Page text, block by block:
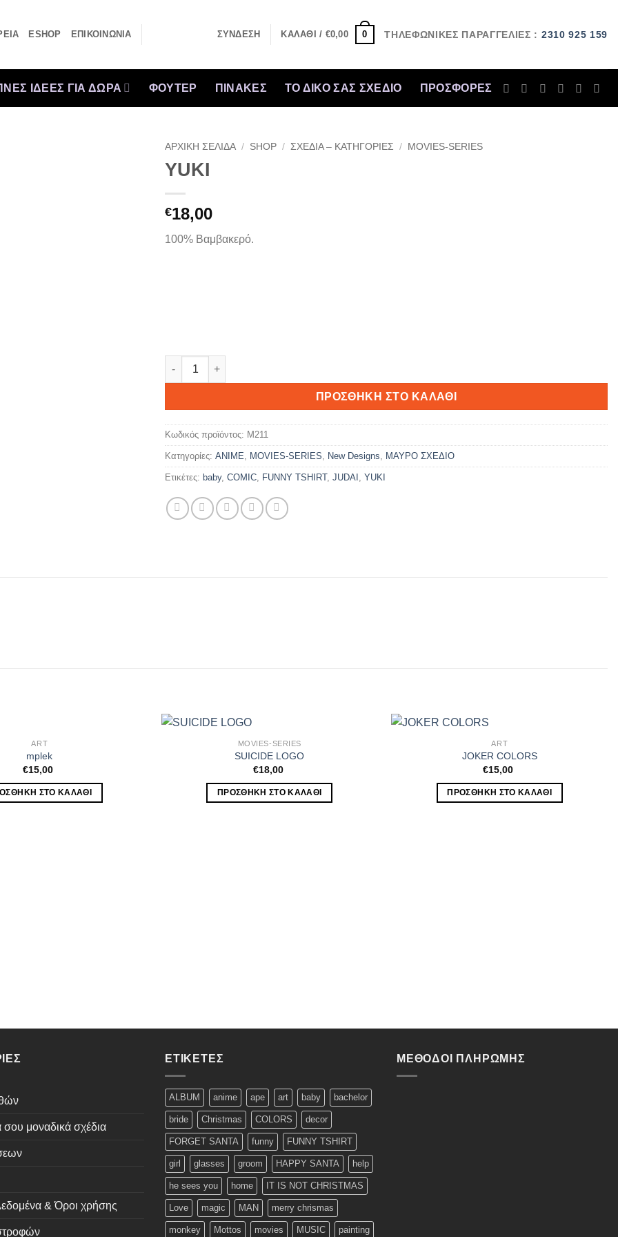
ESHOP ΕΠΙΚΟΙΝΩΝΙΑ ΣΎΝΔΕΣΗ ΚΑΛΆΘΙ / €0,00 0 ΤΗΛΕΦΩΝΙΚΕΣ ΠΑΡΑΓΓΕΛΙΕΣ : 2310 925 159
ΙΔΕΕΣ ΓΙΑ ΔΩΡΑ ΦΟΥΤΕΡ ΠΙΝΑΚΕΣ ΤΟ ΔΙΚΟ ΣΑΣ ΣΧΕΔΙΟ ΠΡΟΣΦΟΡΈΣ
ΑΡΧΙΚΉ ΣΕΛΊΔΑ / SHOP / ΣΧΕΔΙΑ – ΚΑΤΗΓΟΡΙΕΣ / MOVIES-SERIES
YUKI
€18,00
100% Βαμβακερό.
YUKI ποσότητα
ΠΡΟΣΘΉΚΗ ΣΤΟ ΚΑΛΆΘΙ
Κωδικός προϊόντος: M211
Κατηγορίες: ANIME, MOVIES-SERIES, New Designs, ΜΑΥΡΟ ΣΧΕΔΙΟ
Ετικέτες: baby, COMIC, FUNNY TSHIRT, JUDAI , YUKI
ART
mplek
€15,00
ΣΤΟ ΚΑΛΆΘΙ
MOVIES-SERIES
SUICIDE LOGO
€18,00
ΠΡΟΣΘΉΚΗ ΣΤΟ ΚΑΛΆΘΙ
ART
JOKER COLORS
€15,00
ΠΡΟΣΘΉΚΗ ΣΤΟ ΚΑΛΆΘΙ
σου μοναδικά σχέδια
& Όροι χρήσης
ΕΤΙΚΈΤΕΣ
ALBUM anime ape art baby bachelor
bride Christmas COLORS decor
FORGET SANTA funny FUNNY TSHIRT
girl glasses groom HAPPY SANTA help
he sees you home IT IS NOT CHRISTMAS
Love magic MAN merry chrismas
monkey Mottos movies MUSIC painting
ΜΈΘΟΔΟΙ ΠΛΗΡΩΜΉΣ